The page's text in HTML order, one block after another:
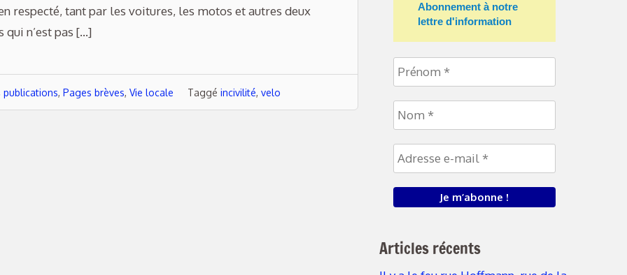
respecté, tant par les voitures, les motos et autres deux
qui n’est pas […]
publications, Pages brèves, Vie locale Taggé incivilité, velo
Abonnement à notre
lettre d'information
Articles récents